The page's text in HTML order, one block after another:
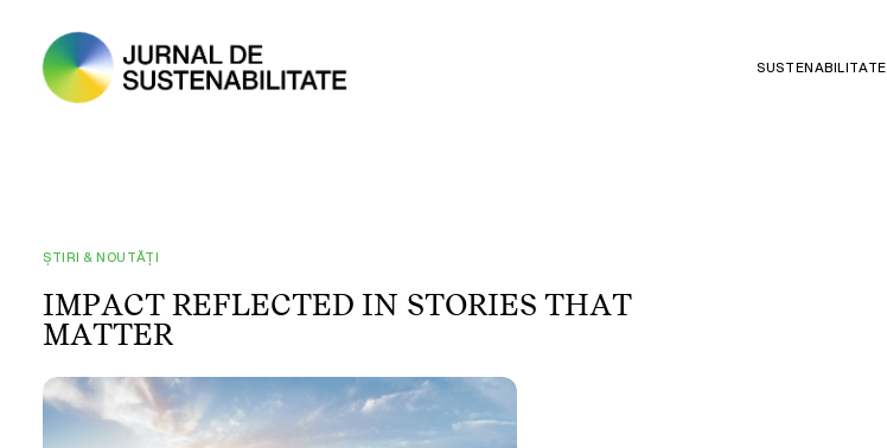
SUSTENABILITATE
ȘTIRI & NOUTĂȚI
IMPACT REFLECTED IN STORIES THAT
MATTER